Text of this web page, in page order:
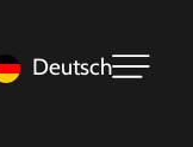
Deutsch